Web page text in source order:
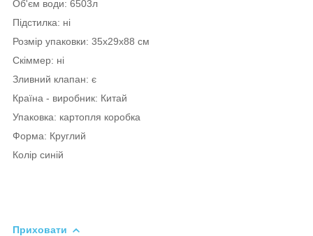
Об'єм води: 6503л
Підстилка: ні
Розмір упаковки: 35x29x88 см
Скіммер: ні
Зливний клапан: є
Країна - виробник: Китай
Упаковка: картопля коробка
Форма: Круглий
Колір синій
Приховати